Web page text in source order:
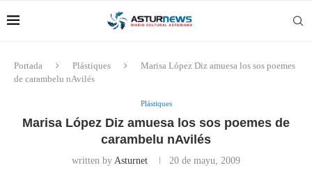
Portada Plástiques
Marisa López Diz amuesa los sos poemes
de carambelu nAvilés
Plástiques
Marisa López Diz amuesa los sos poemes de
carambelu nAvilés
written by Asturnet 20 de mayu, 2009